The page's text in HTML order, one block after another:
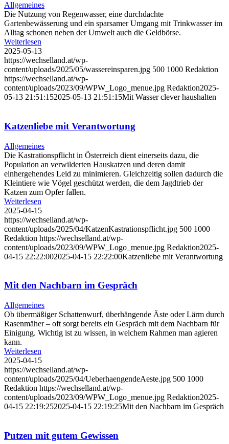
Allgemeines
Die Nutzung von Regenwasser, eine durchdachte
Gartenbewässerung und ein sparsamer Umgang mit Trinkwasser im
Alltag schonen neben der Umwelt auch die Geldbörse.
Weiterlesen
2025-05-13
https://wechselland.at/wp-
content/uploads/2025/05/wassereinsparen.jpg 500 1000 Redaktion
https://wechselland.at/wp-
content/uploads/2023/09/WPW_Logo_menue.jpg Redaktion2025-
05-13 21:51:152025-05-13 21:51:15Mit Wasser clever haushalten
Katzenliebe mit Verantwortung
Allgemeines
Die Kastrationspflicht in Österreich dient einerseits dazu, die
Population an verwilderten Hauskatzen und deren damit
einhergehendes Leid zu minimieren. Gleichzeitig sollen dadurch die
Kleintiere wie Vögel geschützt werden, die dem Jagdtrieb der
Katzen zum Opfer fallen.
Weiterlesen
2025-04-15
https://wechselland.at/wp-
content/uploads/2025/04/KatzenKastrationspflicht.jpg 500 1000
Redaktion https://wechselland.at/wp-
content/uploads/2023/09/WPW_Logo_menue.jpg Redaktion2025-
04-15 22:22:002025-04-15 22:22:00Katzenliebe mit Verantwortung
Mit den Nachbarn im Gespräch
Allgemeines
Ob übermäßiger Schattenwurf, überhängende Äste oder Lärm durch
Rasenmäher – oft sorgt bereits ein Gespräch mit dem Nachbarn für
Einigung. Wichtig ist zu wissen, in welchem Rahmen man agieren
kann.
Weiterlesen
2025-04-15
https://wechselland.at/wp-
content/uploads/2025/04/UeberhaengendeAeste.jpg 500 1000
Redaktion https://wechselland.at/wp-
content/uploads/2023/09/WPW_Logo_menue.jpg Redaktion2025-
04-15 22:19:252025-04-15 22:19:25Mit den Nachbarn im Gespräch
Putzen mit gutem Gewissen